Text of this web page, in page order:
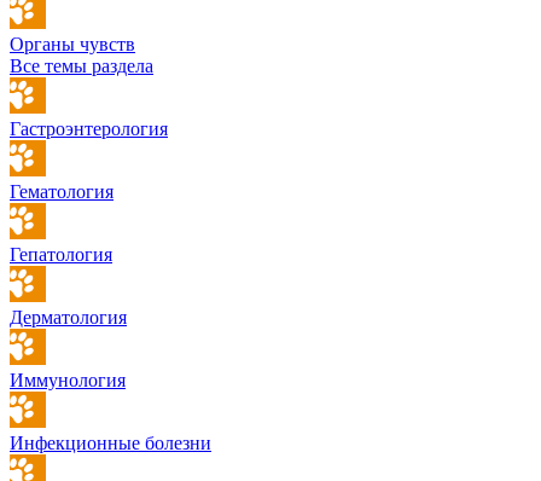
Органы чувств
Все темы раздела
Гастроэнтерология
Гематология
Гепатология
Дерматология
Иммунология
Инфекционные болезни